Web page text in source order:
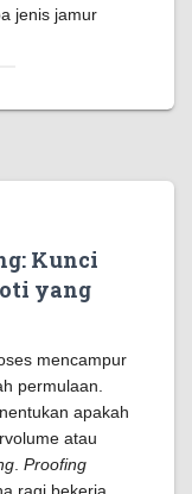
jenis jamur
Kunci
yang
mencampur
permulaan.
apakah
atau
Proofing